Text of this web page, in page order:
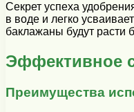
Секрет успеха
в воде и легко
баклажаны будут расти
Эффективное
Преимущества